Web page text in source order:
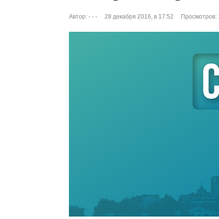
Автор: - - - 28 декабря 2016, в 17:52 Просмотров: